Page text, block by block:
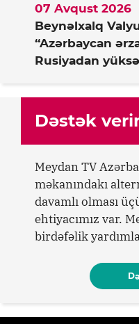
Beynəlxalq
“Azərbaycan
Rusiyadan
07 Avqust 2026
Dəstək
Meydan TV
məkanındakı
davamlı olması
ehtiyacımız var.
birdəfəlik